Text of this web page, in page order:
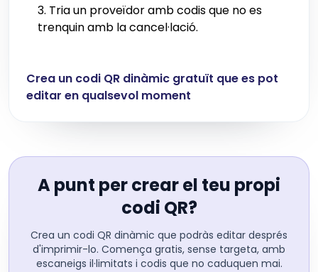
Tria un proveïdor amb codis que no es
trenquin amb la cancel·lació.
Crea un codi QR dinàmic gratuït que es pot
editar en qualsevol moment
A punt per crear el teu propi
codi QR?
Crea un codi QR dinàmic que podràs editar després
d'imprimir-lo. Comença gratis, sense targeta, amb
escaneigs il·limitats i codis que no caduquen mai.